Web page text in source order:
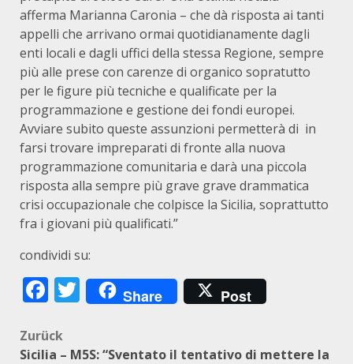
afferma Marianna Caronia – che dà risposta ai tanti
appelli che arrivano ormai quotidianamente dagli
enti locali e dagli uffici della stessa Regione, sempre
più alle prese con carenze di organico sopratutto
per le figure più tecniche e qualificate per la
programmazione e gestione dei fondi europei.
Avviare subito queste assunzioni permetterà di in
farsi trovare impreparati di fronte alla nuova
programmazione comunitaria e darà una piccola
risposta alla sempre più grave grave drammatica
crisi occupazionale che colpisce la Sicilia, soprattutto
fra i giovani più qualificati.”
condividi su:
Facebook
Twitter
Share Post
Beitragsnavigation
Zurück
Sicilia – M5S: “Sventato il tentativo di mettere la